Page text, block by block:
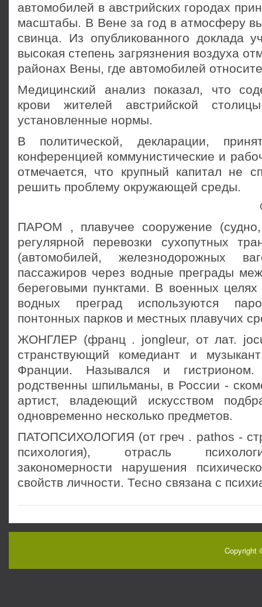
автомобилей в австрийских городах
масштабы. В Вене за год в атмосферу
свинца. Из опубликованного доклада
высокая степень загрязнения воздуха
районах Вены, где автомобилей
Медицинский анализ показал, что
крови жителей австрийской
установленные нормы.
В политической, декларации,
конфе­ренцией коммунистические и
отмечается, что крупный капитал не
решить пробле­му окружающей среды.
ПАРОМ , плавучее сооружение
регулярной перевозки сухопутных
(автомобилей, железнодорожных
пассажиров через водные преграды
береговыми пунктами. В военных
водных преград используются
понтонных парков и местных плавучих
ЖОНГЛЕР (франц . jongleur, от лат.
странствующий комедиант и
Франции. Назывался и
родственны шпильманы, в России -
артист, владеющий искусством
одновременно несколько предметов.
ПАТОПСИХОЛОГИЯ (от греч . pathos -
психология), отрасль
закономерности нарушения
свойств личности. Тесно связана с
Copyright